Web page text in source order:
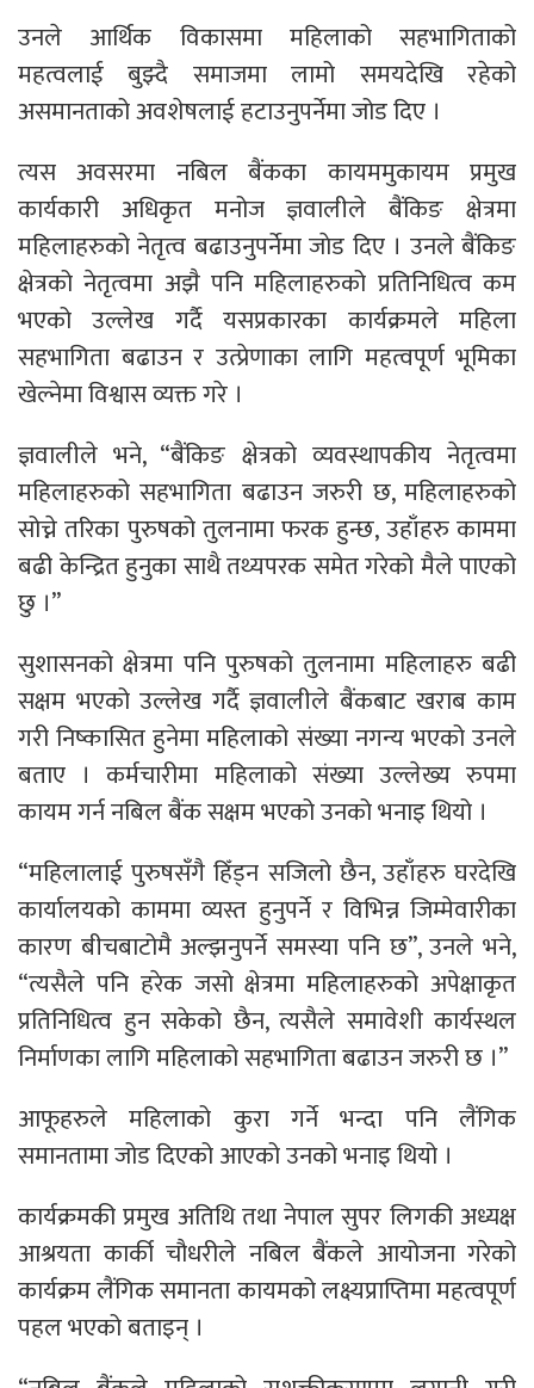
उनले आर्थिक विकासमा महिलाको सहभागिताको
महत्वलाई बुझ्दै समाजमा लामो समयदेखि रहेको
असमानताको अवशेषलाई हटाउनुपर्नेमा जोड दिए ।
त्यस अवसरमा नबिल बैंकका कायममुकायम प्रमुख
कार्यकारी अधिकृत मनोज ज्ञवालीले बैंकिङ क्षेत्रमा
महिलाहरुको नेतृत्व बढाउनुपर्नेमा जाेड दिए । उनले बैंकिङ
क्षेत्रको नेतृत्वमा अझै पनि महिलाहरुको प्रतिनिधित्व कम
भएको उल्लेख गर्दै यसप्रकारका कार्यक्रमले महिला
सहभागिता बढाउन र उत्प्रेणाका लागि महत्वपूर्ण भूमिका
खेल्नेमा विश्वास व्यक्त गरे ।
ज्ञवालीले भने, “बैंकिङ क्षेत्रको व्यवस्थापकीय नेतृत्वमा
महिलाहरुको सहभागिता बढाउन जरुरी छ, महिलाहरुको
सोच्ने तरिका पुरुषको तुलनामा फरक हुन्छ, उहाँहरु काममा
बढी केन्द्रित हुनुका साथै तथ्यपरक समेत गरेको मैले पाएको
छु ।”
सुशासनको क्षेत्रमा पनि पुरुषको तुलनामा महिलाहरु बढी
सक्षम भएको उल्लेख गर्दै ज्ञवालीले बैंकबाट खराब काम
गरी निष्कासित हुनेमा महिलाको संख्या नगन्य भएको उनले
बताए । कर्मचारीमा महिलाको संख्या उल्लेख्य रुपमा
कायम गर्न नबिल बैंक सक्षम भएको उनको भनाइ थियो ।
“महिलालाई पुरुषसँगै हिँड्न सजिलो छैन, उहाँहरु घरदेखि
कार्यालयको काममा व्यस्त हुनुपर्ने र विभिन्न जिम्मेवारीका
कारण बीचबाटोमै अल्झनुपर्ने समस्या पनि छ”, उनले भने,
“त्यसैले पनि हरेक जसो क्षेत्रमा महिलाहरुको अपेक्षाकृत
प्रतिनिधित्व हुन सकेको छैन, त्यसैले समावेशी कार्यस्थल
निर्माणका लागि महिलाको सहभागिता बढाउन जरुरी छ ।”
आफूहरुले महिलाको कुरा गर्ने भन्दा पनि लैंगिक
समानतामा जोड दिएको आएको उनको भनाइ थियो ।
कार्यक्रमकी प्रमुख अतिथि तथा नेपाल सुपर लिगकी अध्यक्ष
आश्रयता कार्की चौधरीले नबिल बैंकले आयोजना गरेको
कार्यक्रम लैंगिक समानता कायमको लक्ष्यप्राप्तिमा महत्वपूर्ण
पहल भएको बताइन् ।